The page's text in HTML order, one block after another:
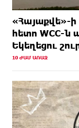
«Հայաքվե»-
հետո WCC-ն
Եկեղեցու
10 ԺԱՄ ԱՌԱՋ